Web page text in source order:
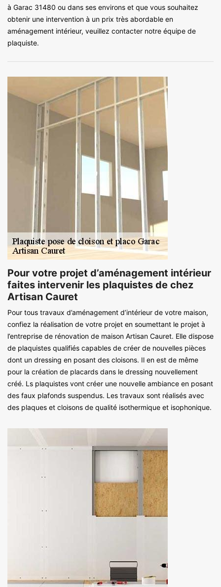
à Garac 31480 ou dans ses environs et que vous souhaitez
obtenir une intervention à un prix très abordable en
aménagement intérieur, veuillez contacter notre équipe de
plaquiste.
Pour votre projet d’aménagement intérieur
faites intervenir les plaquistes de chez
Artisan Cauret
Pour tous travaux d’aménagement d’intérieur de votre maison,
confiez la réalisation de votre projet en soumettant le projet à
l’entreprise de rénovation de maison Artisan Cauret. Elle dispose
de plaquistes qualifiés capables de créer de nouvelles pièces
dont un dressing en posant des cloisons. Il en est de même
pour la création de placards dans le dressing nouvellement
créé. Ls plaquistes vont créer une nouvelle ambiance en posant
des faux plafonds suspendus. Les travaux sont réalisés avec
des plaques et cloisons de qualité isothermique et isophonique.